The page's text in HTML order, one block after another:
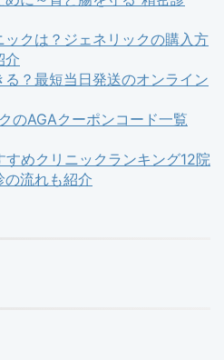
クは？ジェネリックの購入方
介
？最短当日発送のオンライン
のAGAクーポンコード一覧
めクリニックランキング12院
の流れも紹介